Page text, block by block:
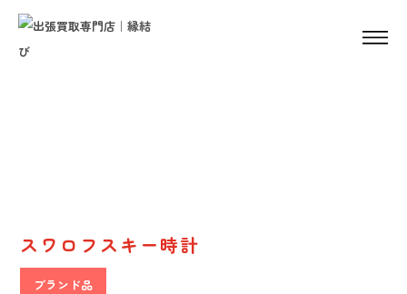
スワロフスキー時計
ブランド品